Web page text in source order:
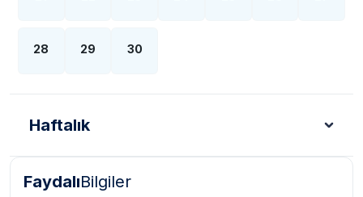
28 29 30
Haftalık
Türk Lirası - TL
FaydalıBilgiler